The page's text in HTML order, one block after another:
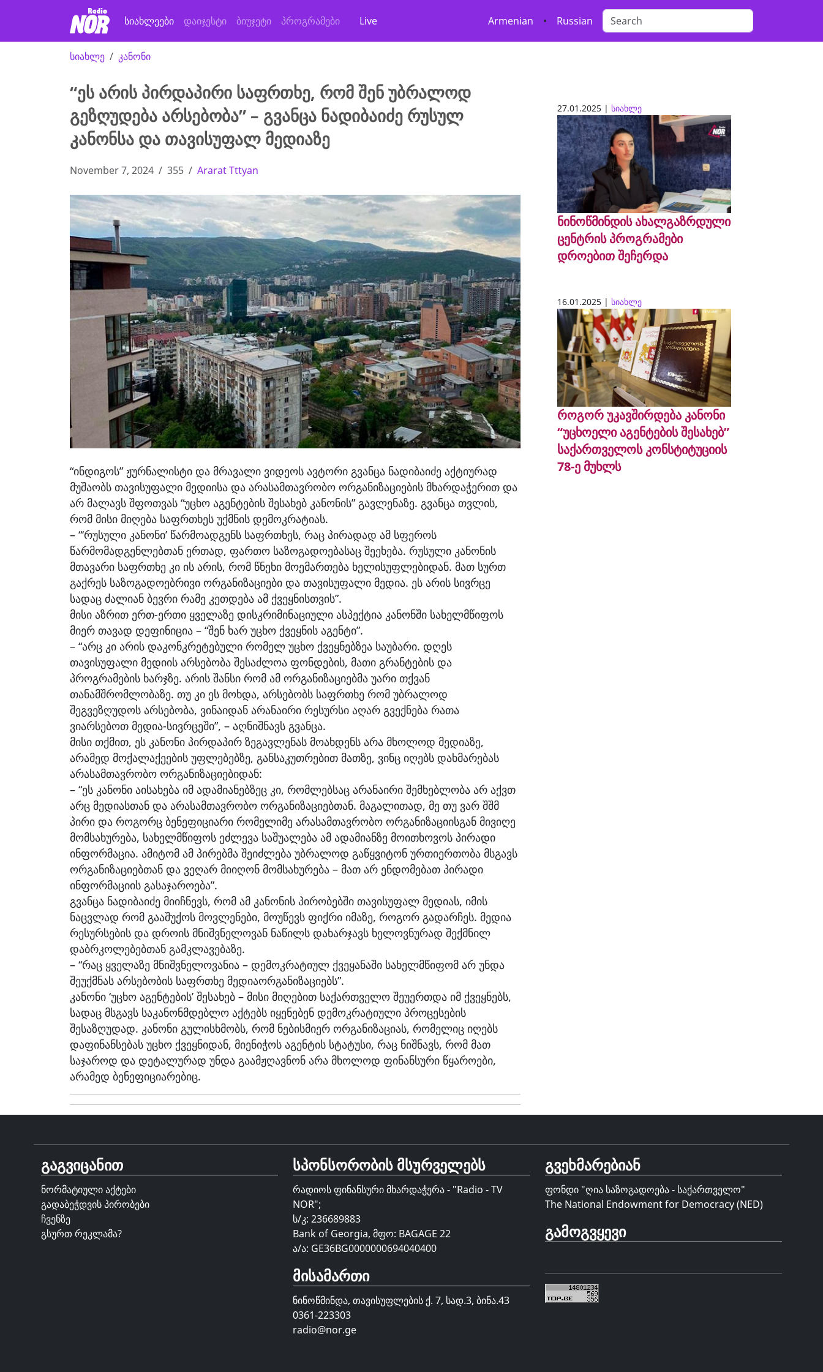
სიახლეები დაიჯესტი ბიუჯეტი პროგრამები Live Armenian • Russian
სიახლე კანონი
“ეს არის პირდაპირი საფრთხე, რომ შენ უბრალოდ
გეზღუდება არსებობა” – გვანცა ნადიბაიძე რუსულ
კანონსა და თავისუფალ მედიაზე
November 7, 2024 355 Ararat Tttyan
“ინდიგოს” ჟურნალისტი და მრავალი ვიდეოს ავტორი გვანცა ნადიბაიძე აქტიურად
მუშაობს თავისუფალი მედიისა და არასამთავრობო ორგანიზაციების მხარდაჭერით და
არ მალავს შფოთვას “უცხო აგენტების შესახებ კანონის” გავლენაზე. გვანცა თვლის,
რომ მისი მიღება საფრთხეს უქმნის დემოკრატიას.
– “‘რუსული კანონი’ წარმოადგენს საფრთხეს, რაც პირადად ამ სფეროს
წარმომადგენლებთან ერთად, ფართო საზოგადოებასაც შეეხება. რუსული კანონის
მთავარი საფრთხე კი ის არის, რომ წნეხი მოემართება ხელისუფლებიდან. მათ სურთ
გაქრეს საზოგადოებრივი ორგანიზაციები და თავისუფალი მედია. ეს არის სივრცე
სადაც ძალიან ბევრი რამე კეთდება ამ ქვეყნისთვის”.
მისი აზრით ერთ-ერთი ყველაზე დისკრიმინაციული ასპექტია კანონში სახელმწიფოს
მიერ თავად დეფინიცია – “შენ ხარ უცხო ქვეყნის აგენტი”.
– “არც კი არის დაკონკრეტებული რომელ უცხო ქვეყნებზეა საუბარი. დღეს
თავისუფალი მედიის არსებობა შესაძლოა ფონდების, მათი გრანტების და
პროგრამების ხარჯზე. არის შანსი რომ ამ ორგანიზაციებმა უარი თქვან
თანამშრომლობაზე. თუ კი ეს მოხდა, არსებობს საფრთხე რომ უბრალოდ
შეგვეზღუდოს არსებობა, ვინაიდან არანაირი რესურსი აღარ გვექნება რათა
ვიარსებოთ მედია-სივრცეში”, – აღნიშნავს გვანცა.
მისი თქმით, ეს კანონი პირდაპირ ზეგავლენას მოახდენს არა მხოლოდ მედიაზე,
არამედ მოქალაქეების უფლებებზე, განსაკუთრებით მათზე, ვინც იღებს დახმარებას
არასამთავრობო ორგანიზაციებიდან:
– “ეს კანონი აისახება იმ ადამიანებზეც კი, რომლებსაც არანაირი შემხებლობა არ აქვთ
არც მედიასთან და არასამთავრობო ორგანიზაციებთან. მაგალითად, მე თუ ვარ შშმ
პირი და როგორც ბენეფიციარი რომელიმე არასამთავრობო ორგანიზაციისგან მივიღე
მომსახურება, სახელმწიფოს ეძლევა საშუალება ამ ადამიანზე მოითხოვოს პირადი
ინფორმაცია. ამიტომ ამ პირებმა შეიძლება უბრალოდ გაწყვიტონ ურთიერთობა მსგავს
ორგანიზაციებთან და ვეღარ მიიღონ მომსახურება – მათ არ ენდომებათ პირადი
ინფორმაციის გასაჯაროება”.
გვანცა ნადიბაიძე მიიჩნევს, რომ ამ კანონის პირობებში თავისუფალ მედიას, იმის
ნაცვლად რომ გააშუქოს მოვლენები, მოუწევს ფიქრი იმაზე, როგორ გადარჩეს. მედია
რესურსების და დროის მნიშვნელოვან ნაწილს დახარჯავს ხელოვნურად შექმნილ
დაბრკოლებებთან გამკლავებაზე.
– “რაც ყველაზე მნიშვნელოვანია – დემოკრატიულ ქვეყანაში სახელმწიფომ არ უნდა
შეუქმნას არსებობის საფრთხე მედიაორგანიზაციებს”.
კანონი ‘უცხო აგენტების’ შესახებ – მისი მიღებით საქართველო შეუერთდა იმ ქვეყნებს,
სადაც მსგავს საკანონმდებლო აქტებს იყენებენ დემოკრატიული პროცესების
შესაზღუდად. კანონი გულისხმობს, რომ ნებისმიერ ორგანიზაციას, რომელიც იღებს
დაფინანსებას უცხო ქვეყნიდან, მიენიჭოს აგენტის სტატუსი, რაც ნიშნავს, რომ მათ
საჯაროდ და დეტალურად უნდა გაამჟღავნონ არა მხოლოდ ფინანსური წყაროები,
არამედ ბენეფიციარებიც.
27.01.2025 | სიახლე
ნინოწმინდის ახალგაზრდული
ცენტრის პროგრამები
დროებით შეჩერდა
16.01.2025 | სიახლე
როგორ უკავშირდება კანონი
“უცხოელი აგენტების შესახებ”
საქართველოს კონსტიტუციის
78-ე მუხლს
გაგვიცანით
ნორმატიული აქტები
გადაბეჭდვის პირობები
ჩვენზე
გსურთ რეკლამა?
სპონსორობის მსურველებს
რადიოს ფინანსური მხარდაჭერა - "Radio - TV
NOR";
ს/კ: 236689883
Bank of Georgia, მფო: BAGAGE 22
ა/ა: GE36BG0000000694040400
მისამართი
ნინოწმინდა, თავისუფლების ქ. 7, სად.3, ბინა.43
0361-223303
radio@nor.ge
გვეხმარებიან
ფონდი "ღია საზოგადოება - საქართველო"
The National Endowment for Democracy (NED)
გამოგვყევი